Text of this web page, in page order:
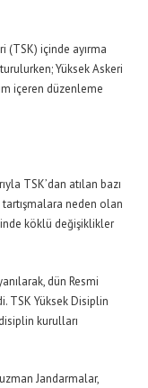
(TSK) içinde ayırma
Yüksek Askeri
içeren düzenleme
TSK’dan atılan bazı
tartışmalara neden olan
köklü değişiklikler
dün Resmi
TSK Yüksek Disiplin
kurulları
Jandarmalar,